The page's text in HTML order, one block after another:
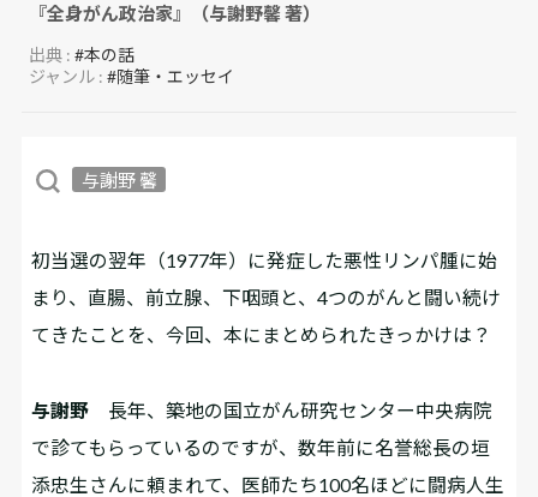
『全身がん政治家』（与謝野馨 著）
出典 :#本の話
ジャンル :#随筆・エッセイ
与謝野 馨
――初当選の翌年（1977年）に発症した悪性リンパ腫に始
まり、直腸、前立腺、下咽頭と、4つのがんと闘い続け
てきたことを、今回、本にまとめられたきっかけは？
与謝野 長年、築地の国立がん研究センター中央病院
で診てもらっているのですが、数年前に名誉総長の垣
添忠生さんに頼まれて、医師たち100名ほどに闘病人生